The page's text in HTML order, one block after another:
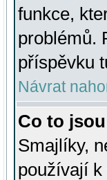
funkce,
problémů.
příspěvku
Návrat
Co to
Smajlíky,
používají k